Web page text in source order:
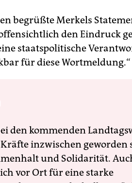
begrüßte Merkels
den Eindruck
staatspolitische
für diese Wortmeldung.“
den kommenden
inzwischen geworden
und Solidarität.
vor Ort für eine starke